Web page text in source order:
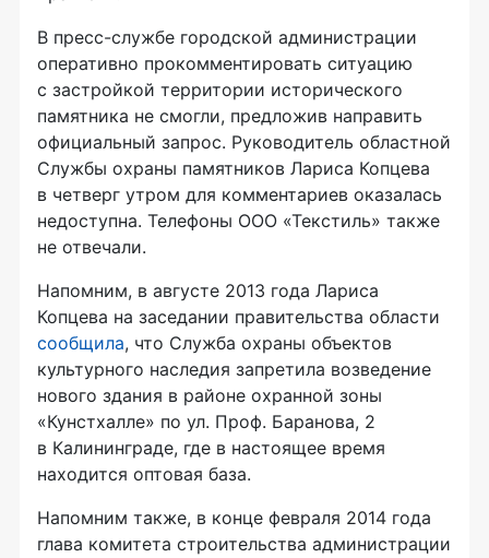
В пресс-службе городской администрации
оперативно прокомментировать ситуацию
с застройкой территории исторического
памятника не смогли, предложив направить
официальный запрос. Руководитель областной
Службы охраны памятников Лариса Копцева
в четверг утром для комментариев оказалась
недоступна. Телефоны ООО «Текстиль» также
не отвечали.
Напомним, в августе 2013 года Лариса
Копцева на заседании правительства области
сообщила, что Служба охраны объектов
культурного наследия запретила возведение
нового здания в районе охранной зоны
«Кунстхалле» по ул. Проф. Баранова, 2
в Калининграде, где в настоящее время
находится оптовая база.
Напомним также, в конце февраля 2014 года
глава комитета строительства администрации